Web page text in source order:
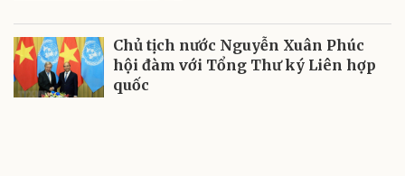
Chủ tịch nước Nguyễn Xuân Phúc
hội đàm với Tổng Thư ký Liên hợp
quốc